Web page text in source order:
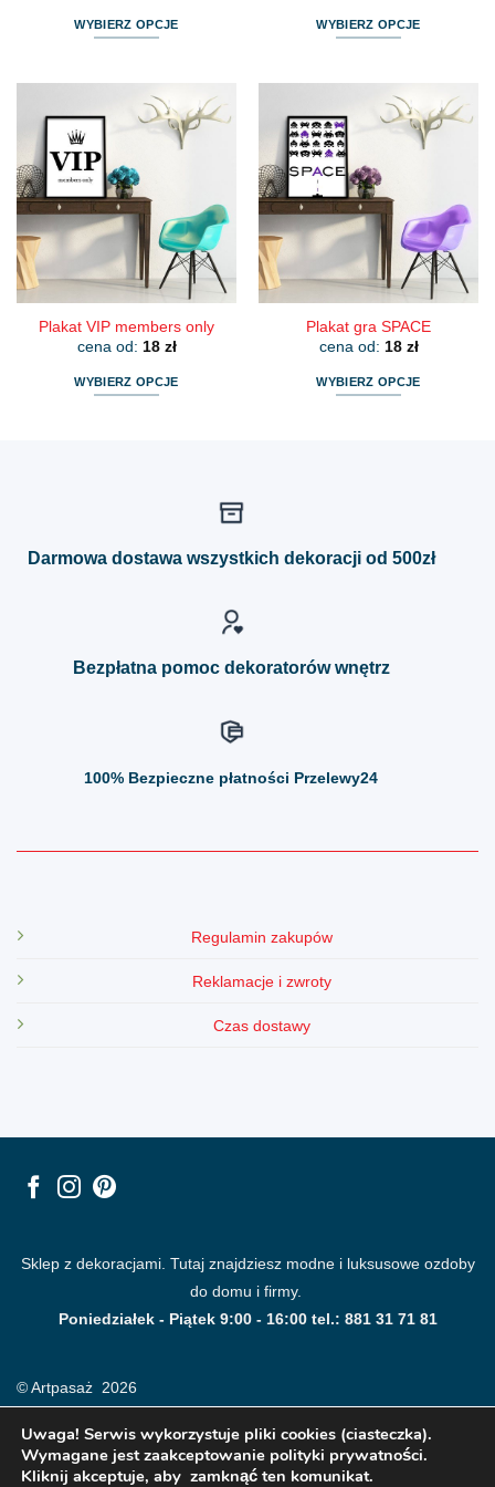
WYBIERZ OPCJE
wiele
wariantów.
Opcje
można
wybrać
na
stronie
produktu
WYBIERZ OPCJE
wiele
wariantów.
Opcje
można
wybrać
na
stronie
produktu
Plakat VIP members only
cena od: 18 zł
WYBIERZ OPCJE
Plakat gra SPACE
cena od: 18 zł
WYBIERZ OPCJE
można
Darmowa dostawa wszystkich dekoracji od 500zł
Bezpłatna pomoc dekoratorów wnętrz
100% Bezpieczne płatności Przelewy24
Regulamin zakupów
Reklamacje i zwroty
Czas dostawy
Sklep z dekoracjami. Tutaj znajdziesz modne i luksusowe ozdoby
do domu i firmy.
Poniedziałek - Piątek 9:00 - 16:00 tel.: 881 31 71 81
© Artpasaż 2026
Uwaga! Serwis wykorzystuje pliki cookies (ciasteczka).
Wymagane jest zaakceptowanie polityki prywatności.
Kliknij akceptuje, aby zamknąć ten komunikat.